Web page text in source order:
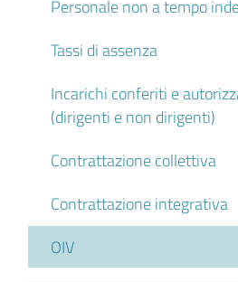
Personale non a tempo
Tassi di assenza
Incarichi conferiti e
(dirigenti e non dirigenti)
Contrattazione collettiva
Contrattazione integrativa
OIV